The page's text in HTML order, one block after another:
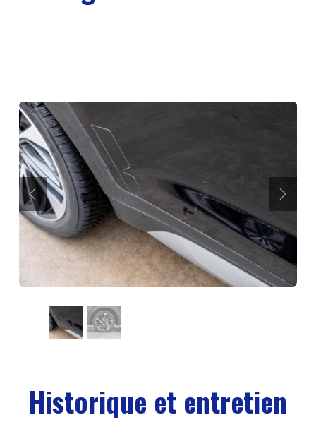
Précédent
Historique et entretien